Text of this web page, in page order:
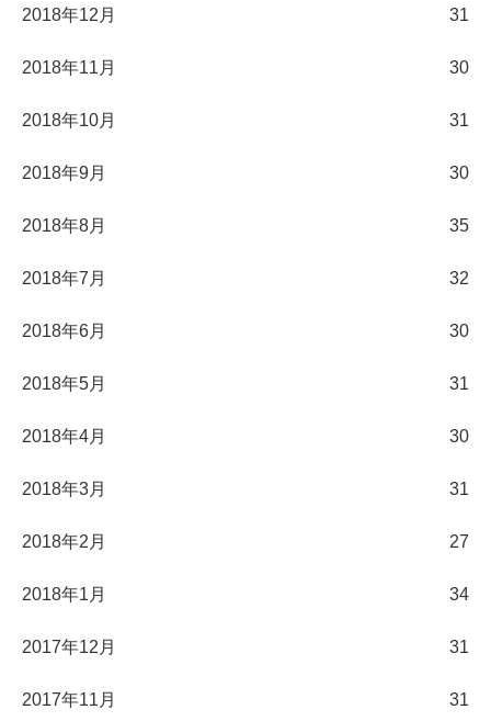
2018年12月 31
2018年11月 30
2018年10月 31
2018年9月 30
2018年8月 35
2018年7月 32
2018年6月 30
2018年5月 31
2018年4月 30
2018年3月 31
2018年2月 27
2018年1月 34
2017年12月 31
2017年11月 31